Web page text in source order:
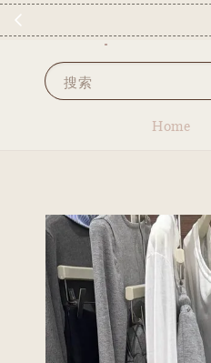
搜索
Home